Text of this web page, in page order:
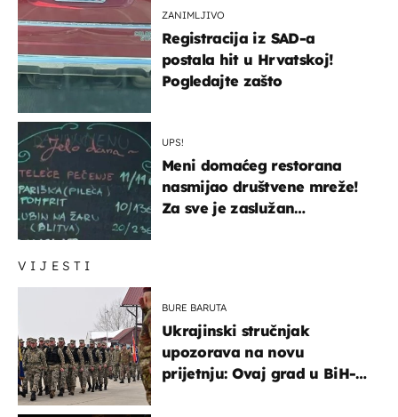
VIJESTI
BURE BARUTA
Ukrajinski stručnjak
upozorava na novu
prijetnju: Ovaj grad u BiH-u
ZANIMLJIVO
Registracija iz SAD-a
postala hit u Hrvatskoj!
Pogledajte zašto
UPS!
Meni domaćeg restorana
nasmijao društvene mreže!
Za sve je zaslužan